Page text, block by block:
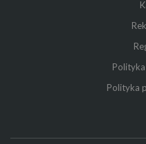
Polityka